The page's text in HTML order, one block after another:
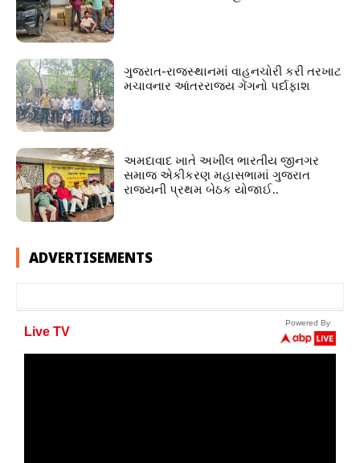
ગુજરાત-રાજસ્થાનમાં વાહનચોરી કરી તરખાટ
મચાવનાર આંતરરાજ્ય ગેંગનો પર્દાફાશ
અમદાવાદ ખાતે અખીલ ભારતીય જીનગર
સમાજ એકીકરણ મહાસભામાં ગુજરાત
રાજ્યની પ્રથમ બેઠક યોજાઈ..
ADVERTISEMENTS